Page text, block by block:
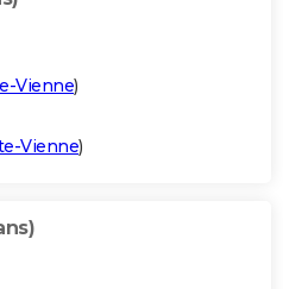
Vienne)
Vienne)